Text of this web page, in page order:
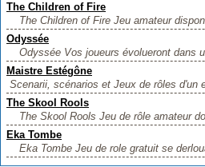
The Children of Fire
The Children of Fire Jeu amateur
Odyssée
Odyssée Vos joueurs évolueront dans
Maistre Estégône
Scenarii, scénarios et Jeux de rôles d'un
The Skool Rools
The Skool Rools Jeu de rôle amateur
Eka Tombe
Eka Tombe Jeu de role gratuit se